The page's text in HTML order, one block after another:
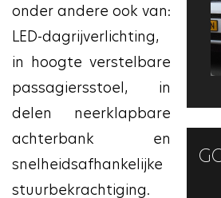
onder andere ook van:
LED-dagrijverlichting,
in hoogte verstelbare
passagiersstoel, in
delen neerklapbare
achterbank en
snelheidsafhankelijke
stuurbekrachtiging.